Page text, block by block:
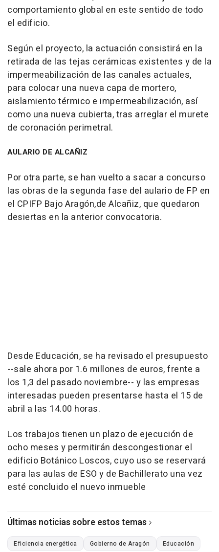
comportamiento global en este sentido de todo
el edificio.
Según el proyecto, la actuación consistirá en la
retirada de las tejas cerámicas existentes y de la
impermeabilización de las canales actuales,
para colocar una nueva capa de mortero,
aislamiento térmico e impermeabilización, así
como una nueva cubierta, tras arreglar el murete
de coronación perimetral.
AULARIO DE ALCAÑIZ
Por otra parte, se han vuelto a sacar a concurso
las obras de la segunda fase del aulario de FP en
el CPIFP Bajo Aragón,de Alcañiz, que quedaron
desiertas en la anterior convocatoria.
Desde Educación, se ha revisado el presupuesto
--sale ahora por 1.6 millones de euros, frente a
los 1,3 del pasado noviembre-- y las empresas
interesadas pueden presentarse hasta el 15 de
abril a las 14.00 horas.
Los trabajos tienen un plazo de ejecución de
ocho meses y permitirán descongestionar el
edificio Botánico Loscos, cuyo uso se reservará
para las aulas de ESO y de Bachillerato una vez
esté concluido el nuevo inmueble
Últimas noticias sobre estos temas
Eficiencia energética Gobierno de Aragón Educación